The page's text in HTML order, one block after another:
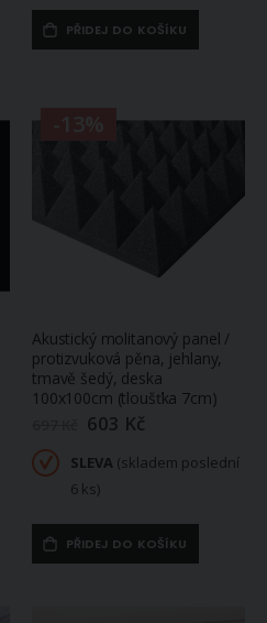
PŘIDEJ DO KOŠÍKU
Akustický molitanový panel /
protizvuková pěna, jehlany,
tmavě šedý, deska
100x100cm (tloušťka 7cm)
Zlevněná
cena
603 Kč
SLEVA (skladem poslední
6 ks)
PŘIDEJ DO KOŠÍKU